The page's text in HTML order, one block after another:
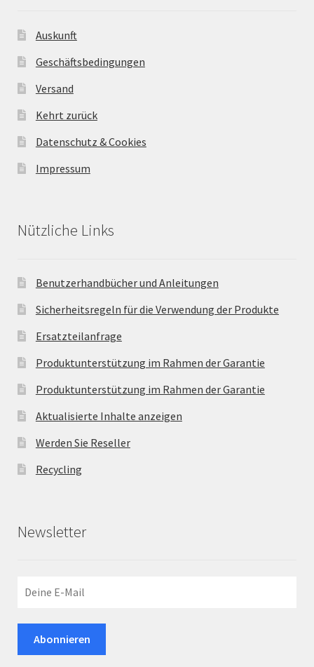
Auskunft
Geschäftsbedingungen
Versand
Kehrt zurück
Datenschutz & Cookies
Impressum
Nützliche Links
Benutzerhandbücher und Anleitungen
Sicherheitsregeln für die Verwendung der Produkte
Ersatzteilanfrage
Produktunterstützung im Rahmen der Garantie
Produktunterstützung im Rahmen der Garantie
Aktualisierte Inhalte anzeigen
Werden Sie Reseller
Recycling
Newsletter